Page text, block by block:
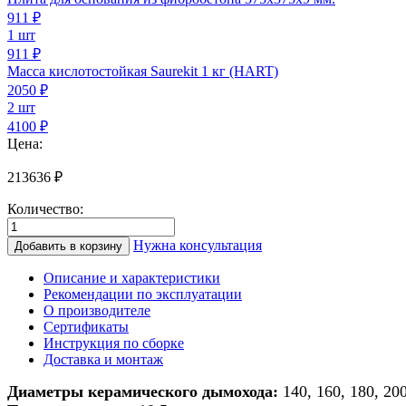
911 ₽
1 шт
911 ₽
Масса кислотостойкая Saurekit 1 кг (HART)
2050 ₽
2 шт
4100 ₽
Цена:
213636 ₽
Количество:
Количество
товара
Дымоход
керамики
банной
печи/
печи/
камина/
котла
Добавить в корзину Нужна консультация
Описание и характеристики
Рекомендации по эксплуатации
О производителе
Сертификаты
Инструкция по сборке
Доставка и монтаж
Диаметры керамического дымохода: 140, 160, 180,